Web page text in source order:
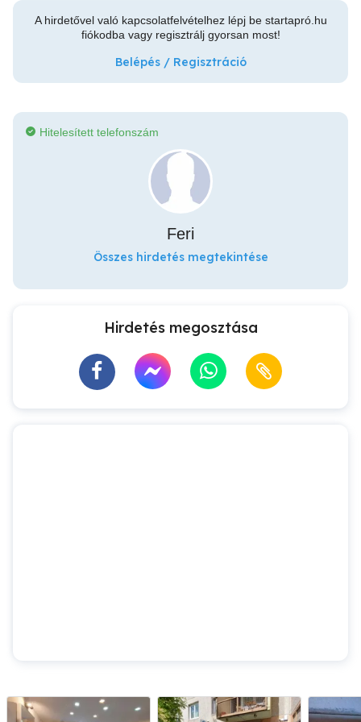
A hirdetővel való kapcsolatfelvételhez lépj be startapró.hu
fiókodba vagy regisztrálj gyorsan most!
Belépés / Regisztráció
Hitelesített telefonszám
Feri
Összes hirdetés megtekintése
Hirdetés megosztása